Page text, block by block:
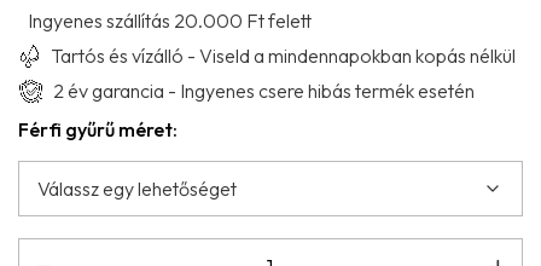
Ingyenes szállítás 20.000 Ft felett
Tartós és vízálló - Viseld a mindennapokban kopás nélkül
2 év garancia - Ingyenes csere hibás termék esetén
Férfi gyűrű méret: